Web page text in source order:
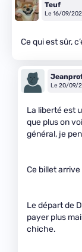
Teuf
Le 16/09/
Ce qui est sûr,
Le 20/09/
La liberté est
que plus on
général, je
Ce billet
Le départ de
payer plus
chiche.